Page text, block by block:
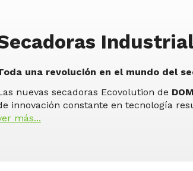
una revolución en el mundo del
nuevas secadoras Ecovolution de
innovación constante en tecnología
más...